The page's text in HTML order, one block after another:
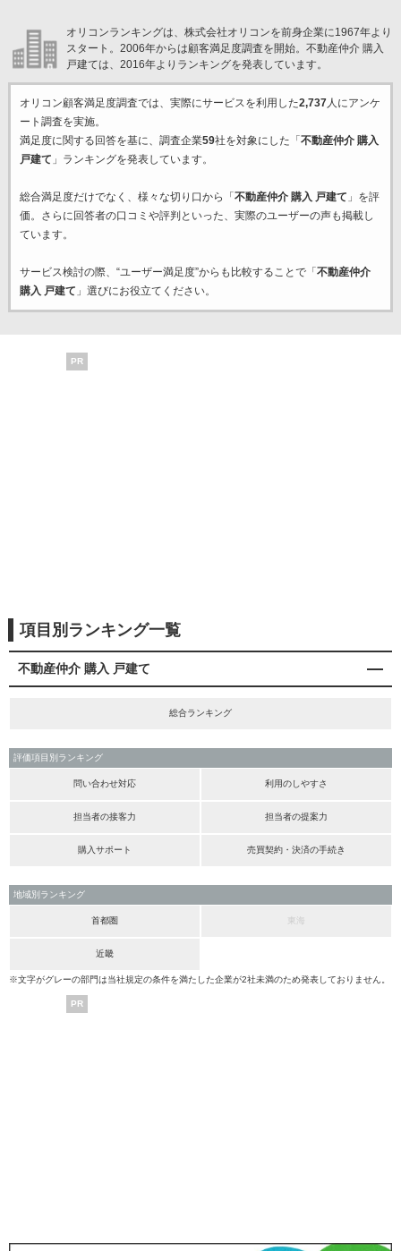
オリコンランキングは、株式会社オリコンを前身企業に1967年より
スタート。2006年からは顧客満足度調査を開始。不動産仲介 購入
戸建ては、2016年よりランキングを発表しています。
オリコン顧客満足度調査では、実際にサービスを利用した2,737人にアンケ
ート調査を実施。
満足度に関する回答を基に、調査企業59社を対象にした「 不動産仲介 購入
戸建て 」ランキングを発表しています。
総合満足度だけでなく、様々な切り口から「 不動産仲介 購入 戸建て 」を評
価。さらに回答者の口コミや評判といった、実際のユーザーの声も掲載し
ています。
サービス検討の際、“ユーザー満足度”からも比較することで「 不動産仲介
購入 戸建て 」選びにお役立てください。
PR
項目別ランキング一覧
不動産仲介 購入 戸建て
総合ランキング
評価項目別ランキング
問い合わせ対応 利用のしやすさ
担当者の接客力 担当者の提案力
購入サポート 売買契約・決済の手続き
地域別ランキング
首都圏 東海
近畿
※文字がグレーの部門は当社規定の条件を満たした企業が2社未満のため発表しておりません。
PR